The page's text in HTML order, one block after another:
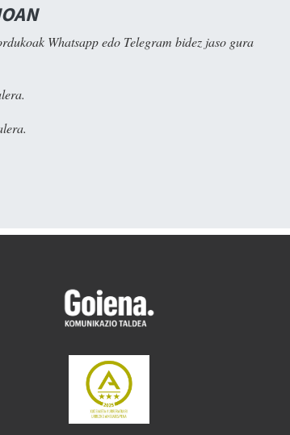
Whatsapp edo Telegram bidez jaso gura